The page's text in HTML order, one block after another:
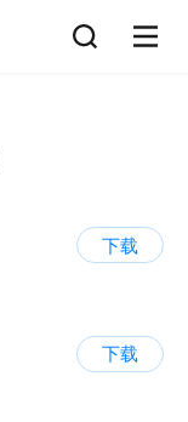
下载
下载